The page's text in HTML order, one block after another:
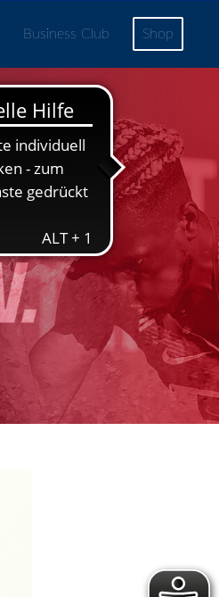
Business Club Shop